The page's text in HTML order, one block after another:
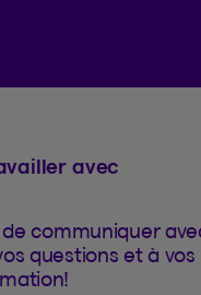
avec
communiquer
questions et à vos